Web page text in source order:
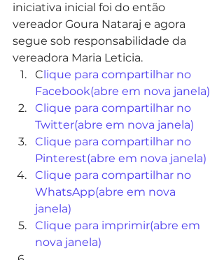
iniciativa inicial foi do então
vereador Goura Nataraj e agora
segue sob responsabilidade da
vereadora Maria Leticia.
Clique para compartilhar no
Facebook(abre em nova janela)
Clique para compartilhar no
Twitter(abre em nova janela)
Clique para compartilhar no
Pinterest(abre em nova janela)
Clique para compartilhar no
WhatsApp(abre em nova
janela)
Clique para imprimir(abre em
nova janela)